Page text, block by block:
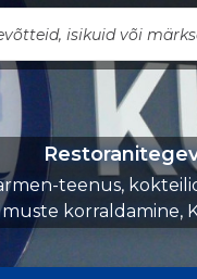
teenus,
korraldamine,